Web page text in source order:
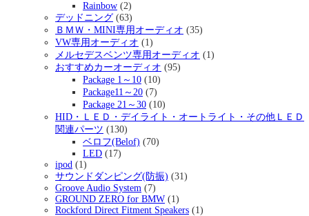
Rainbow (2)
デッドニング (63)
ＢＭＷ・MINI専用オーディオ (35)
VW専用オーディオ (1)
メルセデスベンツ専用オーディオ (1)
おすすめカーオーディオ (95)
Package 1～10 (10)
Package11～20 (7)
Package 21～30 (10)
HID・ＬＥＤ・デイライト・オートライト・その他ＬＥＤ
関連パーツ (130)
ベロフ(Belof) (70)
LED (17)
ipod (1)
サウンドダンピング(防振) (31)
Groove Audio System (7)
GROUND ZERO for BMW (1)
Rockford Direct Fitment Speakers (1)